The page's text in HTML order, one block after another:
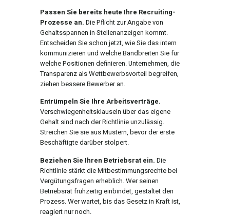
Passen Sie bereits heute Ihre Recruiting-
Prozesse an. Die Pflicht zur Angabe von
Gehaltsspannen in Stellenanzeigen kommt.
Entscheiden Sie schon jetzt, wie Sie das intern
kommunizieren und welche Bandbreiten Sie für
welche Positionen definieren. Unternehmen, die
Transparenz als Wettbewerbsvorteil begreifen,
ziehen bessere Bewerber an.
Entrümpeln Sie Ihre Arbeitsverträge.
Verschwiegenheitsklauseln über das eigene
Gehalt sind nach der Richtlinie unzulässig.
Streichen Sie sie aus Mustern, bevor der erste
Beschäftigte darüber stolpert.
Beziehen Sie Ihren Betriebsrat ein. Die
Richtlinie stärkt die Mitbestimmungsrechte bei
Vergütungsfragen erheblich. Wer seinen
Betriebsrat frühzeitig einbindet, gestaltet den
Prozess. Wer wartet, bis das Gesetz in Kraft ist,
reagiert nur noch.